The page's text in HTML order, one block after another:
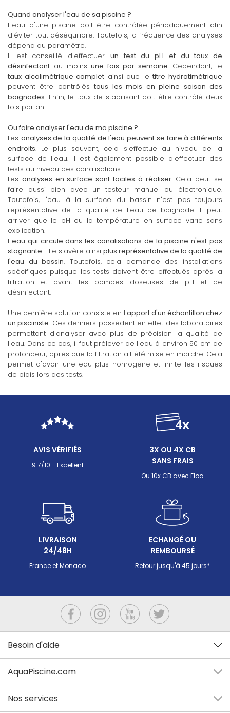
Quand analyser l'eau de sa piscine ?
L'eau d'une piscine doit être contrôlée périodiquement afin
d'éviter tout déséquilibre. Toutefois, la fréquence des analyses
dépend du paramètre.
Il est conseillé d'effectuer un test du pH et du taux de
désinfectant au moinsune fois par semaine. Cependant, le
taux alcalimétrique complet ainsi que letitre hydrotimétrique
peuvent être contrôléstous les mois en pleine saison des
baignades. Enfin, le taux de stabilisant doit être contrôlé deux
fois par an.
Ou faire analyser l'eau de ma piscine ?
Les analyses de la qualité de l'eau peuvent se faire à différents
endroits. Le plus souvent, cela s'effectue au niveau de la
surface de l'eau. Il est également possible d'effectuer des
tests au niveau des canalisations.
Les analyses en surface sont faciles à réaliser. Cela peut se
faire aussi bien avec un testeur manuel ou électronique.
Toutefois, l'eau à la surface du bassin n'est pas toujours
représentative de la qualité de l'eau de baignade. Il peut
arriver que le pH ou la température en surface varie sans
explication.
L'eau qui circule dans les canalisations de la piscine n'est pas
stagnante. Elle s'avère ainsi plus représentative de la qualité de
l'eau du bassin. Toutefois, cela demande des installations
spécifiques puisque les tests doivent être effectués après la
filtration et avant les pompes doseuses de pH et de
désinfectant.
Une dernière solution consiste en l'apport d'un échantillon chez
un pisciniste. Ces derniers possèdent en effet des laboratoires
permettant d'analyser avec plus de précision la qualité de
l'eau. Dans ce cas, il faut prélever de l'eau à environ 50 cm de
profondeur, après que la filtration ait été mise en marche. Cela
permet d'avoir une eau plus homogène et limite les risques
de biais lors des tests.
AVIS VÉRIFIÉS
9.7/10 - Excellent
3X OU 4X CB
SANS FRAIS
Ou 10x CB avec Floa
LIVRAISON
24/48H
France et Monaco
ECHANGÉ OU
REMBOURSÉ
Retour jusqu'à 45 jours*
Besoin d'aide
AquaPiscine.com
Nos services